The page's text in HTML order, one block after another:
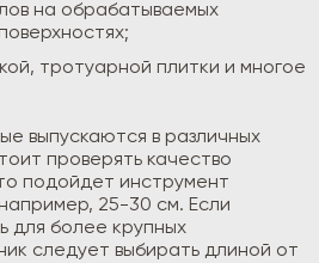
на обрабатываемых
тротуарной плитки и многое
выпускаются в различных
проверять качество
подойдет инструмент
25-30 см. Если
для более крупных
следует выбирать длиной от